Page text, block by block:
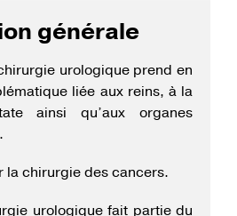
générale
urologique prend en
liée aux reins, à la
ainsi qu’aux organes
la chirurgie des cancers.
urologique fait partie du